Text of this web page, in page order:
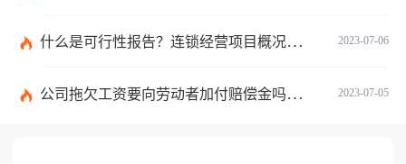
2023-07-06
什么是可行性报告？连锁经营项目概况都有哪些内容？ 环球观察
2023-07-05
公司拖欠工资要向劳动者加付赔偿金吗？拖欠工资仲裁时效期间是如何规定的？